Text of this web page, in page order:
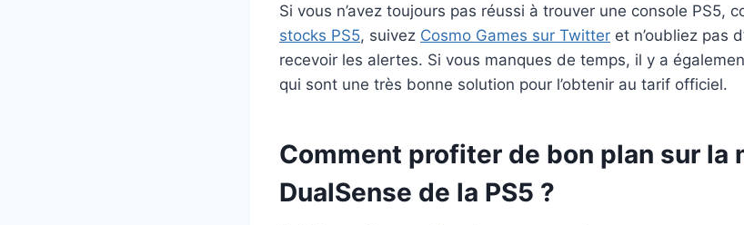
Si vous n’avez toujours pas réussi à trouver une console PS5,
stocks PS5, suivez Cosmo Games sur Twitter et n’oubliez pas
recevoir les alertes. Si vous manques de temps, il y a
qui sont une très bonne solution pour l’obtenir au tarif officiel.
Comment profiter de bon plan sur la
DualSense de la PS5 ?